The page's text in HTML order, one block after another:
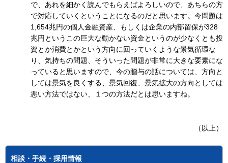
で、あれを細かく読んでもらえばよろしいので、あちらの方
で対応していくということになるのだと思います。今問題は
1,654兆円の個人金融資産、もしくは企業の内部留保が328
兆円というこの巨大な動かない資金というのが少なくとも投
資とか消費とかという方向に回っていくような景気循環な
り、気持ちの問題、そういった問題が非常に大きな要素にな
っていると思いますので、今の贈与の話については、方向と
しては景気を良くする、景気回復、景気拡大の方向としては
悪い方法ではない、１つの方法だとは思いますね。
（以上）
相談・手続・採用情報